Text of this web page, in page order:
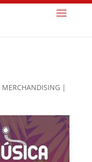
MERCHANDISING |